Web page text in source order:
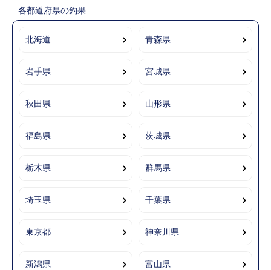
各都道府県の釣果
北海道 青森県
岩手県 宮城県
秋田県 山形県
福島県 茨城県
栃木県 群馬県
埼玉県 千葉県
東京都 神奈川県
新潟県 富山県